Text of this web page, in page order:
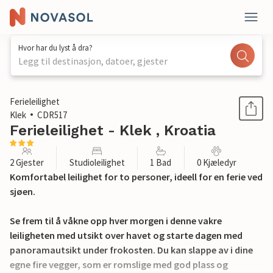
Hvor har du lyst å dra?
Legg til destinasjon, datoer, gjester
1 / 22
Ferieleilighet
Klek
CDR517
Ferieleilighet - Klek , Kroatia
2 Gjester Studioleilighet 1 Bad 0 Kjæledyr
Komfortabel leilighet for to personer, ideell for en ferie ved
sjøen.
Se frem til å våkne opp hver morgen i denne vakre
leiligheten med utsikt over havet og starte dagen med
panoramautsikt under frokosten. Du kan slappe av i dine
egne fire vegger, som er romslige med god plass og